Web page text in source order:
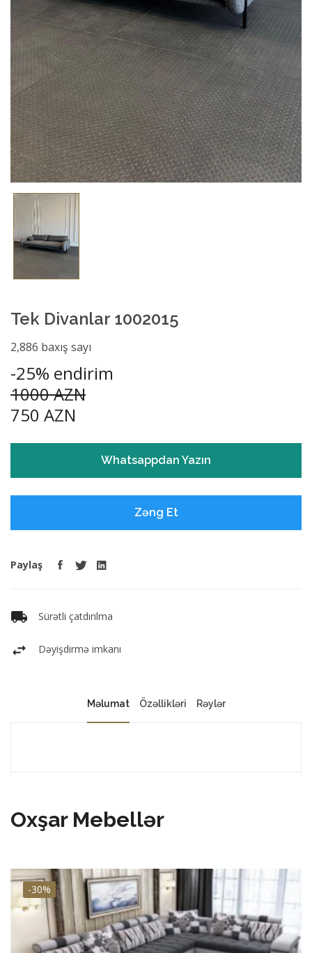
Tek Divanlar 1002015
2,886 baxış sayı
-25% endirim
1000 AZN
750 AZN
Whatsappdan Yazın
Zəng Et
Paylaş
Sürətli çatdırılma
Dəyişdirmə imkanı
Məlumat Özəllikləri Rəylər
Oxşar Mebellər
-30%